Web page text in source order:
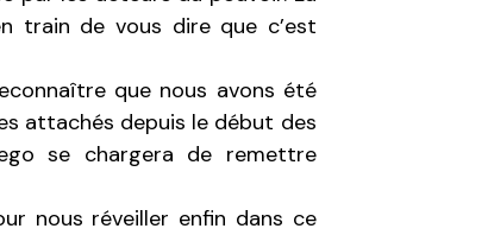
train de vous dire que c’est
que nous avons été
attachés depuis le début des
se chargera de remettre
nous réveiller enfin dans ce